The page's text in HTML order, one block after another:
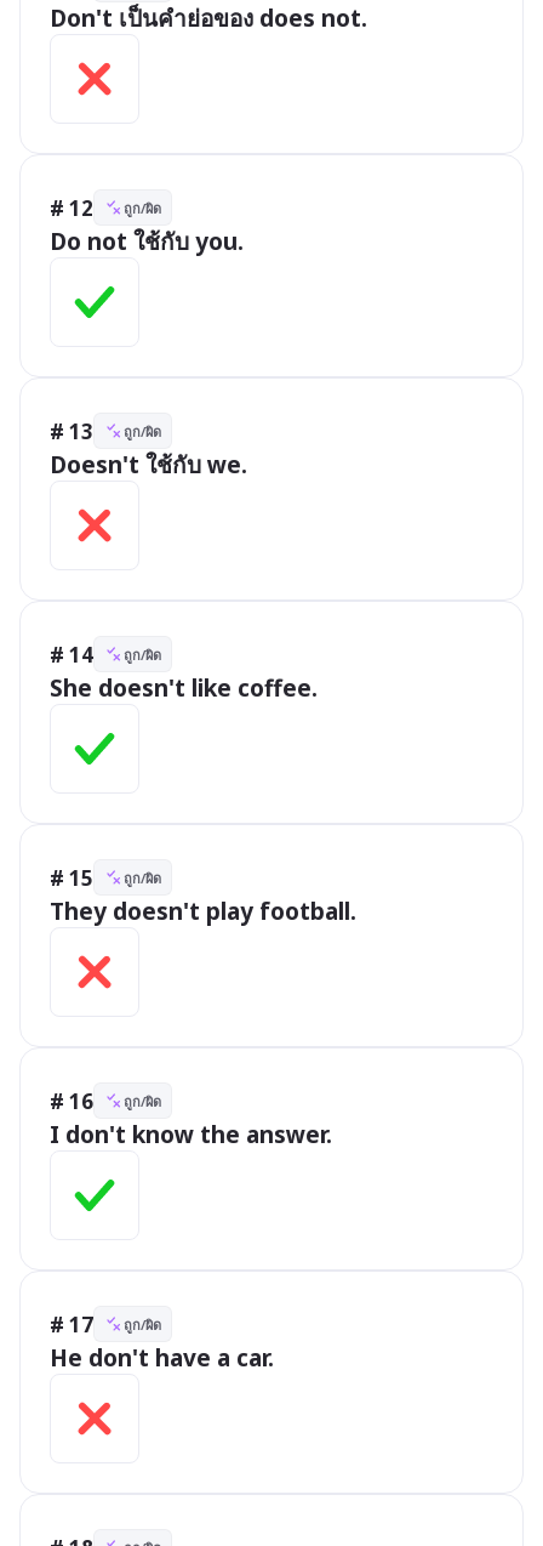
Don't เป็นคำย่อของ does not.
# 12 ถูก/ผิด
Do not ใช้กับ you.
# 13 ถูก/ผิด
Doesn't ใช้กับ we.
# 14 ถูก/ผิด
She doesn't like coffee.
# 15 ถูก/ผิด
They doesn't play football.
# 16 ถูก/ผิด
I don't know the answer.
# 17 ถูก/ผิด
He don't have a car.